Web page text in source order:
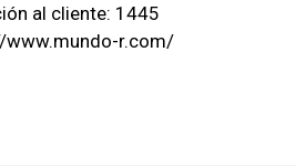
al cliente: 1445
www.mundo-r.com/